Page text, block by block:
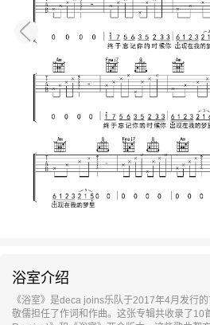
浴室介绍
《浴室》是deca joins乐队于2017年4月发行
敬儒担任了作词和作曲。这张专辑共收录了10